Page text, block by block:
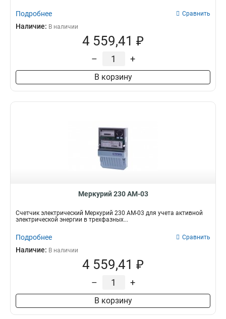
Подробнее Сравнить
Наличие: В наличии
4 559,41 ₽
– +
В корзину
Меркурий 230 АМ-03
Счетчик электрический Меркурий 230 АМ-03 для учета активной
электрической энергии в трехфазных...
Подробнее Сравнить
Наличие: В наличии
4 559,41 ₽
– +
В корзину